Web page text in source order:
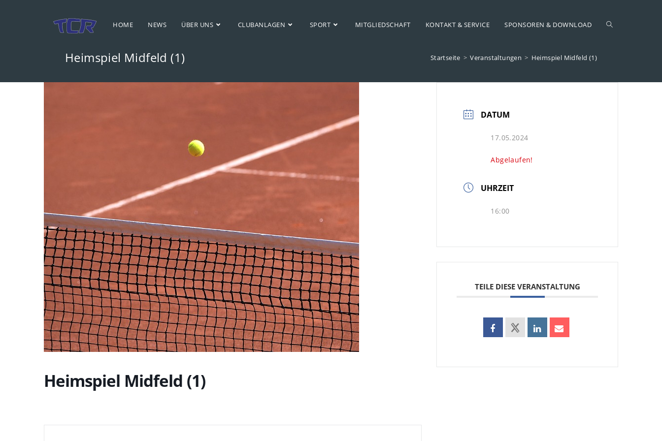
HOME NEWS ÜBER UNS CLUBANLAGEN SPORT MITGLIEDSCHAFT KONTAKT & SERVICE SPONSOREN & DOWNLOAD
Heimspiel Midfeld (1) Startseite > Veranstaltungen > Heimspiel Midfeld (1)
Heimspiel Midfeld (1)
DATUM
17.05.2024
Abgelaufen!
UHRZEIT
16:00
TEILE DIESE VERANSTALTUNG